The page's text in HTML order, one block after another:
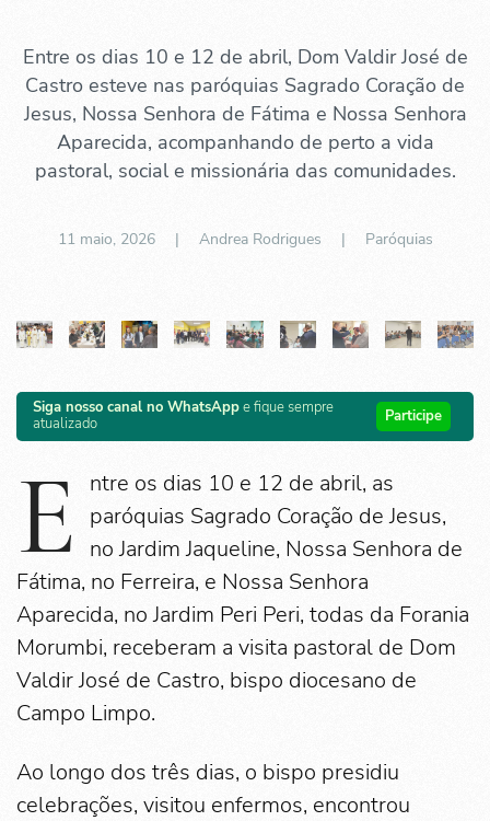
Entre os dias 10 e 12 de abril, Dom Valdir José de
Castro esteve nas paróquias Sagrado Coração de
Jesus, Nossa Senhora de Fátima e Nossa Senhora
Aparecida, acompanhando de perto a vida
pastoral, social e missionária das comunidades.
11 maio, 2026| Andrea Rodrigues | Paróquias
Siga nosso canal no WhatsAppe fique sempre
atualizado
Participe
E
ntre os dias 10 e 12 de abril, as
paróquias Sagrado Coração de Jesus,
no Jardim Jaqueline, Nossa Senhora de
Fátima, no Ferreira, e Nossa Senhora
Aparecida, no Jardim Peri Peri, todas da Forania
Morumbi, receberam a visita pastoral de Dom
Valdir José de Castro, bispo diocesano de
Campo Limpo.
Ao longo dos três dias, o bispo presidiu
celebrações, visitou enfermos, encontrou